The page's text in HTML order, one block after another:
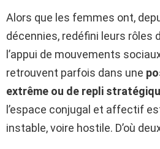
Alors que les femmes ont,
décennies, redéfini leurs rôles
l’appui de mouvements
retrouvent parfois dans une
extrême ou de repli
l’espace conjugal et affectif
instable, voire hostile. D’où